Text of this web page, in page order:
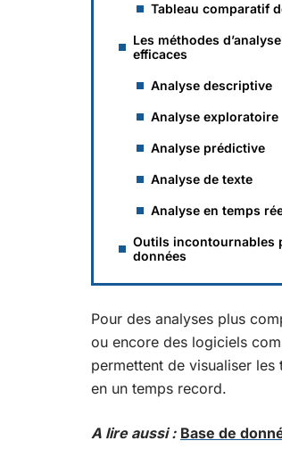
Tableau comparatif
Les méthodes
efficaces
Analyse descriptive
Analyse exploratoire
Analyse prédictive
Analyse de texte
Analyse en temps
Outils incontournables
données
Pour des analyses plus
ou encore des logiciels
permettent de visualiser
en un temps record.
A lire aussi : Base de